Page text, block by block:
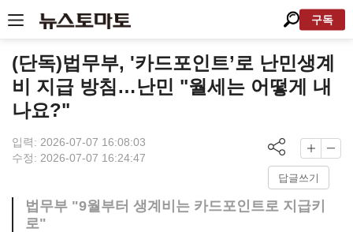
구독
(단독)법무부, '카드포인트’로 난민생계
비 지급 방침…난민 "월세는 어떻게 내
나요?"
입력: 2026-07-07 16:08:03
수정: 2026-07-07 16:24:47
답글쓰기
법무부 "9월부터 생계비는 카드포인트로 지급키
로"